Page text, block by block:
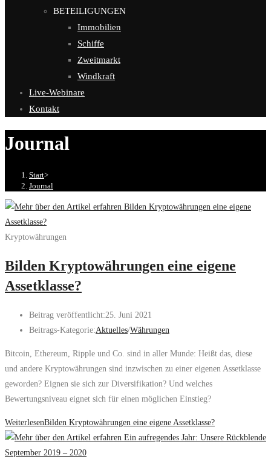
BETEILIGUNGEN
Immobilien
Schiffe
Zweitmarkt
Windkraft
Live-Webinare
Kontakt
Journal
Start>
Journal
Kryptowährungen
Bilden Kryptowährungen eine eigene
Assetklasse?
Beitrag veröffentlicht:25. Juni 2021
Beitrags-Kategorie:Aktuelles/Währungen
Bitcoin, Ethereum, Ripple und Co. sind in aller Munde: Heißt das, diese
und andere Kryptowährungen sind inzwischen zu einer eigenen Assetklasse
geworden? Eignen sie sich zur Diversifikation? Und welches
Bewertungsniveau eignet sich für einen möglichen Einstieg?
WeiterlesenBilden Kryptowährungen eine eigene Assetklasse?